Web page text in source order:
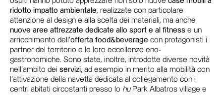
ridotto impatto ambientale, realizzate con particolare
attenzione al design e alla scelta dei materiali, ma anche
nuove aree attrezzate dedicate allo sport e al fitness e un
arricchimento dell’offerta food&beverage con protagonisti i
partner del territorio e le loro eccellenze eno-
gastronomiche. Sono state, inoltre, introdotte diverse novità
nell’ambito dei servizi, ad esempio in merito alla mobilità con
l’attivazione della navetta dedicata al collegamento con i
centri abitati circostanti presso lo huPark Albatros village e